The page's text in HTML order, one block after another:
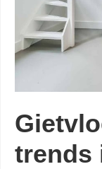
trends